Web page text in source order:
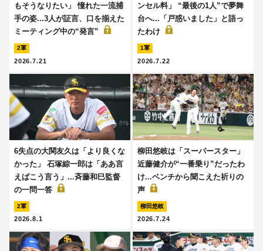
もそうなりたい」 憧れた一流捕
手の姿...3人が証言、口を揃えた
ミーティング中の“発言”
2軍
2026.7.21
ンセル料」 “最後の1人”で夢舞
台へ...「戸惑いました」と語っ
たわけ
1軍
2026.7.22
6失点の大関友久は「より良くな
かった」 石塚綜一郎は「ああ言
えばこう言う」...斉藤和巳監督
の一問一答
2軍
2026.8.1
柳田悠岐は「スーパースター」
近藤健介が“一番乗り”だったわ
け...ベンチから聞こえた祈りの
声
柳田悠岐
2026.7.24